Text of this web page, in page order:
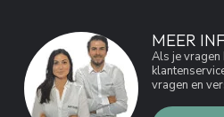
MEER
Als je vragen
vragen en